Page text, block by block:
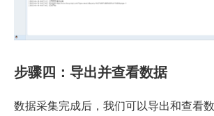
步骤四：导出并查看数据
数据采集完成后，我们可以导出和查看